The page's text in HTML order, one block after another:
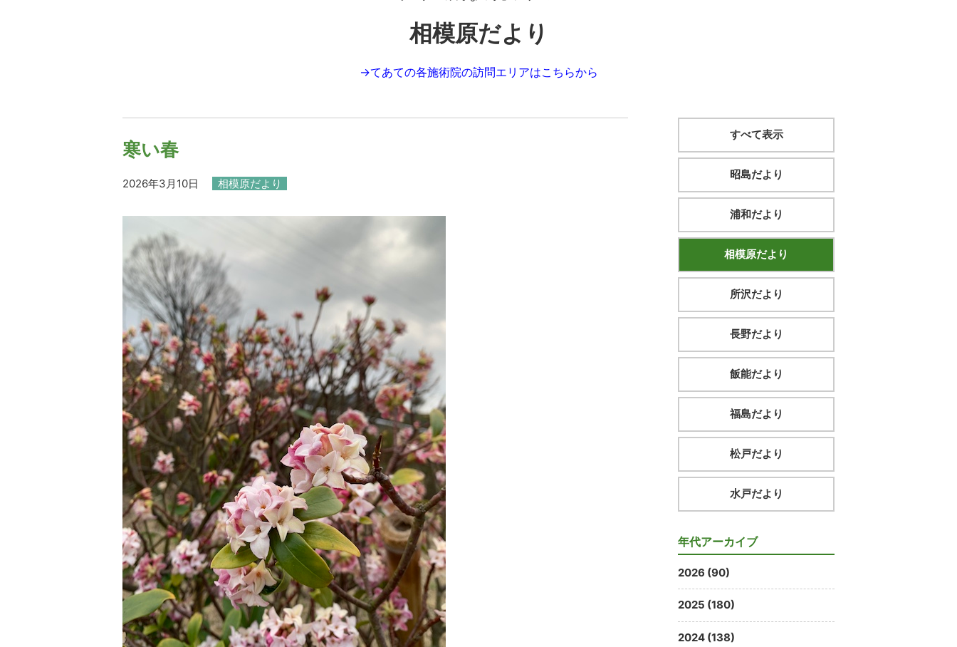
相模原だより
→てあての各施術院の訪問エリアはこちらから
寒い春
2026年3月10日 相模原だより
すべて表示
昭島だより
浦和だより
相模原だより
所沢だより
長野だより
飯能だより
福島だより
松戸だより
水戸だより
年代アーカイブ
2026 (90)
2025 (180)
2024 (138)